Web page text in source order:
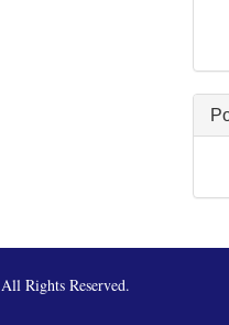
日
電
All Rights Reserved.